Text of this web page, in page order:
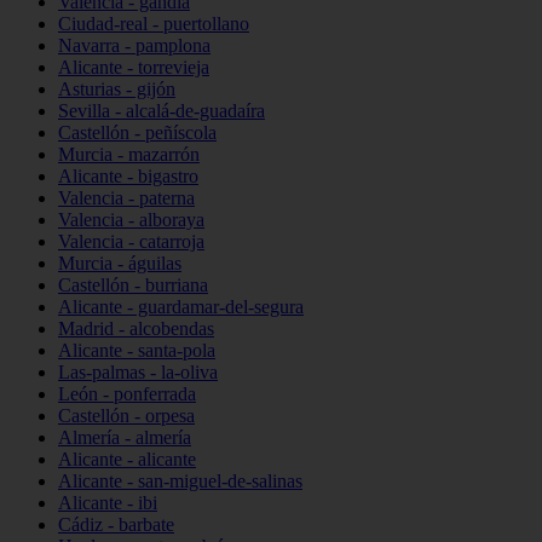
Ciudad-real - puertollano
Navarra - pamplona
Alicante - torrevieja
Asturias - gijón
Sevilla - alcalá-de-guadaíra
Castellón - peñíscola
Murcia - mazarrón
Alicante - bigastro
Valencia - paterna
Valencia - alboraya
Valencia - catarroja
Murcia - águilas
Castellón - burriana
Alicante - guardamar-del-segura
Madrid - alcobendas
Alicante - santa-pola
Las-palmas - la-oliva
León - ponferrada
Castellón - orpesa
Almería - almería
Alicante - alicante
Alicante - san-miguel-de-salinas
Alicante - ibi
Cádiz - barbate